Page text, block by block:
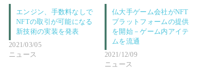
エンジン、手数料なしで
NFTの取引が可能になる
新技術の実装を発表
2021/03/05
ニュース
仏大手ゲーム会社がNFT
プラットフォームの提供
を開始－ゲーム内アイテ
ムを流通
2021/12/09
ニュース